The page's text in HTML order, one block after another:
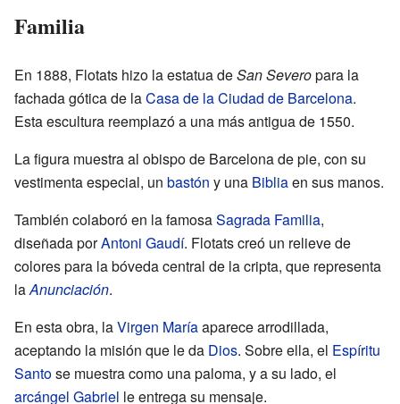
Familia
En 1888, Flotats hizo la estatua deSan Severopara la
fachada gótica de laCasa de la Ciudad de Barcelona.
Esta escultura reemplazó a una más antigua de 1550.
La figura muestra al obispo de Barcelona de pie, con su
vestimenta especial, un bastón y una Bibliaen sus manos.
También colaboró en la famosaSagrada Familia,
diseñada porAntoni Gaudí. Flotats creó un relieve de
colores para la bóveda central de la cripta, que representa
laAnunciación.
En esta obra, laVirgen Maríaaparece arrodillada,
aceptando la misión que le da Dios. Sobre ella, el Espíritu
Santose muestra como una paloma, y a su lado, el
arcángel Gabriel le entrega su mensaje.